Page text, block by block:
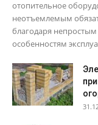
отопительное
неотъемлемым
благодаря
особенностям